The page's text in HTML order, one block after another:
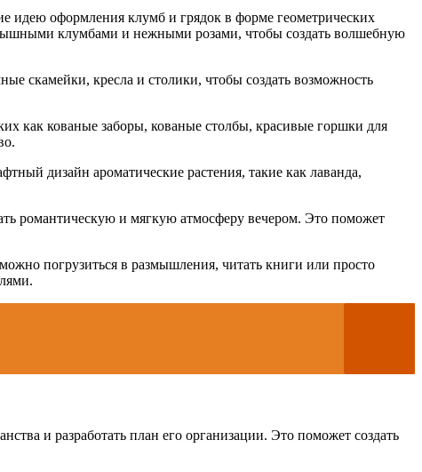
идею оформления клумб и грядок в форме геометрических
клумбами и нежными розами, чтобы создать волшебную
скамейки, кресла и столики, чтобы создать возможность
как кованые заборы, кованые столбы, красивые горшки для
дизайн ароматические растения, такие как лаванда,
романтическую и мягкую атмосферу вечером. Это поможет
погрузиться в размышления, читать книги или просто
и разработать план его организации. Это поможет создать